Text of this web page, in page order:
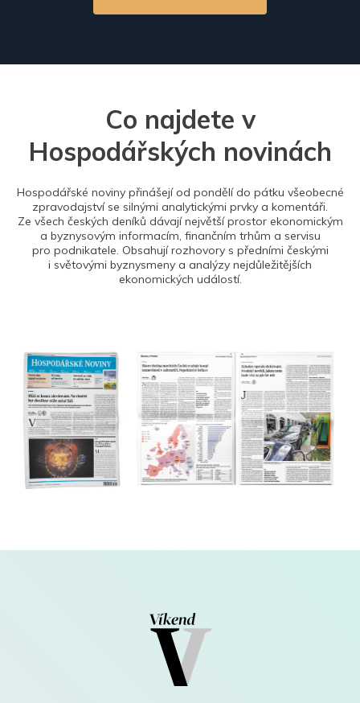
Co najdete v
Hospodářských novinách
Hospodářské noviny přinášejí od pondělí do pátku všeobecné
zpravodajství se silnými analytickými prvky a komentáři.
Ze všech českých deníků dávají největší prostor ekonomickým
a byznysovým informacím, finančním trhům a servisu
pro podnikatele. Obsahují rozhovory s předními českými
i světovými byznysmeny a analýzy nejdůležitějších
ekonomických událostí.